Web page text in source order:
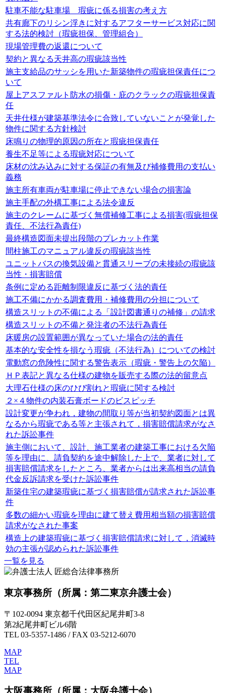
駐車不能な駐車場 瑕疵に係る損害の考え方
共有廊下のリシン浮きに対するアフターサービス対応に関
する法的検討（瑕疵担保、管理組合）
現場管理費の返還について
契約と異なる天井高の瑕疵該当性
施主支給品のサッシを用いた新築物件の瑕疵担保責任につ
いて
屋上アスファルト防水の損傷・庇のクラックの瑕疵担保責
任
天井仕様が建築基準法令に合致していないことが発覚した
物件に関する方針検討
床鳴りの物理的原因の所在と瑕疵担保責任
養生不足等による瑕疵対応について
床材の沈み込みに対する保証の有無及び補修費用の支払い
義務
施主所有車両が駐車場に停止できない場合の損害論
施主手配の外構工事による法令違反
施主のクレームに基づく無償補修工事による損害(瑕疵担保
責任、不法行為責任)
最終構造図面未提出段階のプレカット作業
間柱施工のマニュアル違反の瑕疵該当性
ユニットバスの換気設備と貫通スリーブの未接続の瑕疵該
当性・損害賠償
条例に定める距離制限違反に基づく法的責任
施工不備にかかる調査費用・補修費用の分担について
構造スリットの不備による「設計図書通りの補修」の請求
構造スリットの不備と発注者の不法行為責任
床暖房の設置範囲が異なっていた場合の法的責任
基本的な安全性を損なう瑕疵（不法行為）についての検討
電動窓の危険性に関する警告表示（瑕疵・警告上の欠陥）
ＨＰ表記と異なる仕様の建物を販売する際の法的留意点
大理石仕様の床のひび割れと瑕疵に関する検討
２×４物件の内装石膏ボードのビスピッチ
設計変更が争われ，建物の間取り等が当初契約図面とは異
なるから瑕疵である等と主張されて，損害賠償請求がなさ
れた訴訟事件
施主側において、設計、施工業者の建築工事における欠陥
等を理由に、請負契約を途中解除した上で、業者に対して
損害賠償請求をしたところ、業者からは出来高相当の請負
代金反訴請求を受けた訴訟事件
新築住宅の建築瑕疵に基づく損害賠償が請求された訴訟事
件
多数の細かい瑕疵を理由に建て替え費用相当額の損害賠償
請求がなされた事案
構造上の建築瑕疵に基づく損害賠償請求に対して，消滅時
効の主張が認められた訴訟事件
一覧を見る
東京事務所 （所属：第二東京弁護士会）
〒102-0094 東京都千代田区紀尾井町3-8
第2紀尾井町ビル6階
TEL 03-5357-1486 / FAX 03-5212-6070
MAP
TEL
MAP
大阪事務所 （所属：大阪弁護士会）